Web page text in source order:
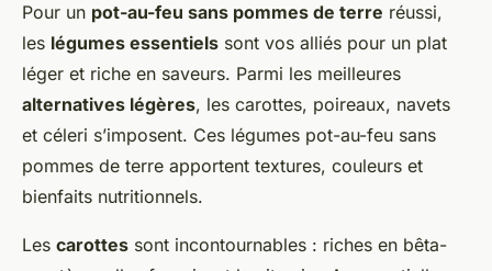
Pour un pot-au-feu sans pommes de terre réussi,
les légumes essentiels sont vos alliés pour un plat
léger et riche en saveurs. Parmi les meilleures
alternatives légères, les carottes, poireaux, navets
et céleri s’imposent. Ces légumes pot-au-feu sans
pommes de terre apportent textures, couleurs et
bienfaits nutritionnels.
Les carottes sont incontournables : riches en bêta-